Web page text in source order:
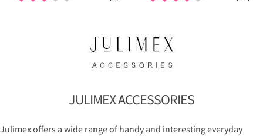
JULIMEX ACCESSORIES
Julimex offers a wide range of handy and interesting everyday